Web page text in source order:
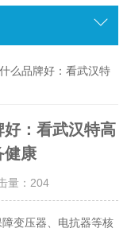
么品牌好：看武汉特
：看武汉特高
健康
： 204
变压器、电抗器等核